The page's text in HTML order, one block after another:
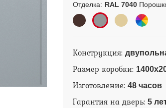
Отделка: RAL 7040
Конструкция:
Размер коробки:
Изготовление: 48 часов
Гарантия на дверь: 5